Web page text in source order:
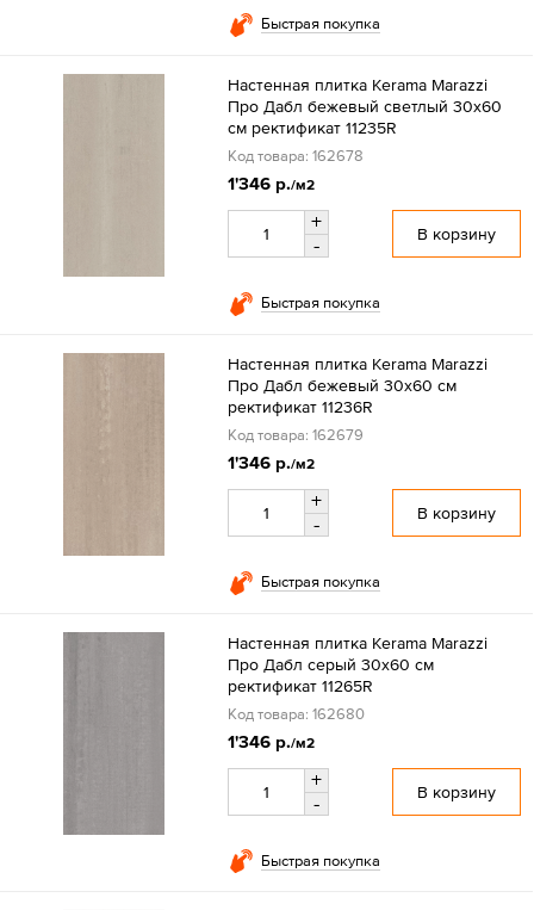
Быстрая покупка
Настенная плитка Kerama Marazzi
Про Дабл бежевый светлый 30x60
см ректификат 11235R
Код товара: 162678
1'346 р./м2
+
-
В корзину
Быстрая покупка
Настенная плитка Kerama Marazzi
Про Дабл бежевый 30x60 см
ректификат 11236R
Код товара: 162679
1'346 р./м2
+
-
В корзину
Быстрая покупка
Настенная плитка Kerama Marazzi
Про Дабл серый 30x60 см
ректификат 11265R
Код товара: 162680
1'346 р./м2
+
-
В корзину
Быстрая покупка